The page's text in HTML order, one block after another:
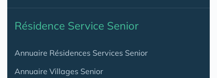
Résidence Service Senior
Annuaire Résidences Services Senior
Annuaire Villages Senior